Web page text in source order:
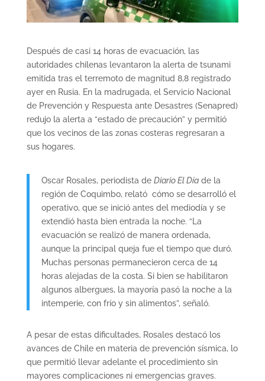
Después de casi 14 horas de evacuación, las
autoridades chilenas levantaron la alerta de tsunami
emitida tras el terremoto de magnitud 8,8 registrado
ayer en Rusia. En la madrugada, el Servicio Nacional
de Prevención y Respuesta ante Desastres (Senapred)
redujo la alerta a “estado de precaución” y permitió
que los vecinos de las zonas costeras regresaran a
sus hogares.
Oscar Rosales, periodista de Diario El Díade la
región de Coquimbo, relató cómo se desarrolló el
operativo, que se inició antes del mediodía y se
extendió hasta bien entrada la noche. “La
evacuación se realizó de manera ordenada,
aunque la principal queja fue el tiempo que duró.
Muchas personas permanecieron cerca de 14
horas alejadas de la costa. Si bien se habilitaron
algunos albergues, la mayoría pasó la noche a la
intemperie, con frío y sin alimentos”, señaló.
A pesar de estas dificultades, Rosales destacó los
avances de Chile en materia de prevención sísmica, lo
que permitió llevar adelante el procedimiento sin
mayores complicaciones ni emergencias graves.